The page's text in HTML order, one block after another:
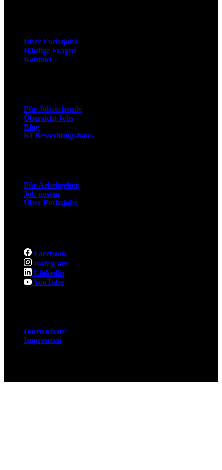
Über Fuchsjobs
Häufige Fragen
Kontakt
Für Jobsuchende
Übersicht Jobs
Blog
KI Bewerbungsfotos
Für Arbeitgeber
Job posten
Über Fuchsjobs
Facebook
Instagram
Linkedin
YouTube
Datenschutz
Impressum